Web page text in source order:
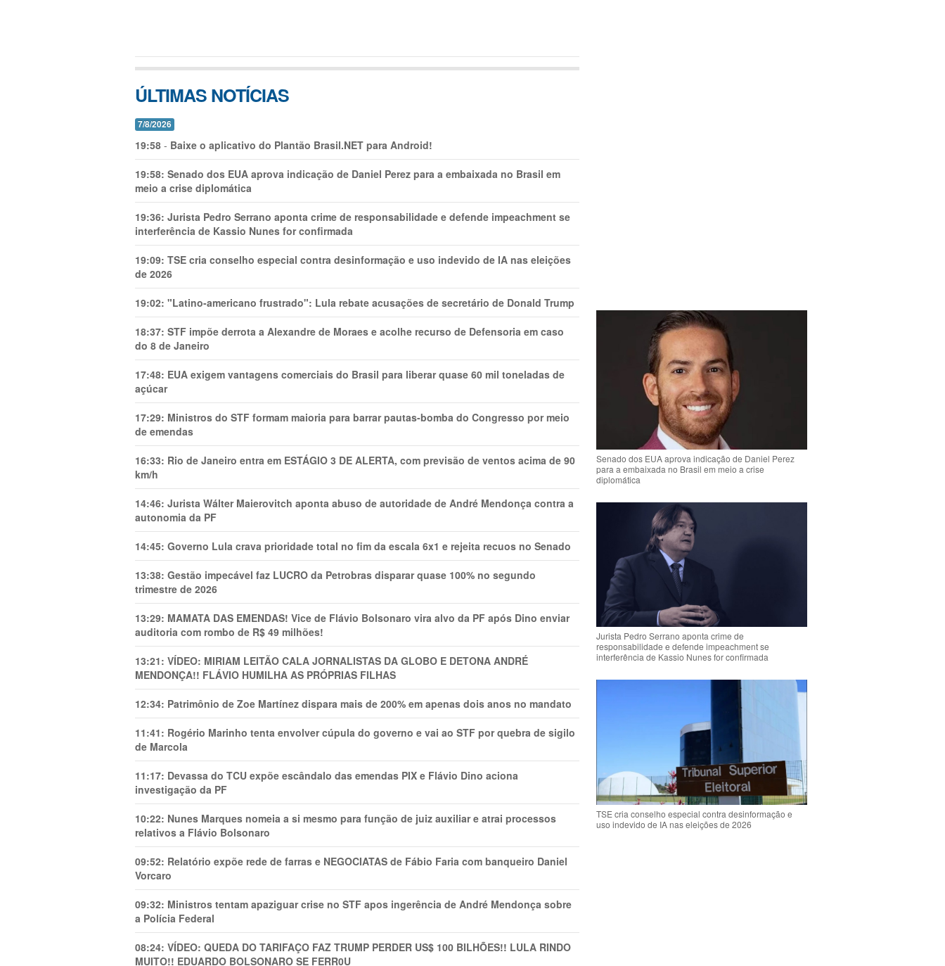
ÚLTIMAS NOTÍCIAS
7/8/2026
19:58 - Baixe o aplicativo do Plantão Brasil.NET para Android!
19:58: Senado dos EUA aprova indicação de Daniel Perez para a embaixada no Brasil em
meio a crise diplomática
19:36: Jurista Pedro Serrano aponta crime de responsabilidade e defende impeachment se
interferência de Kassio Nunes for confirmada
19:09: TSE cria conselho especial contra desinformação e uso indevido de IA nas eleições
de 2026
19:02: "Latino-americano frustrado": Lula rebate acusações de secretário de Donald Trump
18:37: STF impõe derrota a Alexandre de Moraes e acolhe recurso de Defensoria em caso
do 8 de Janeiro
17:48: EUA exigem vantagens comerciais do Brasil para liberar quase 60 mil toneladas de
açúcar
17:29: Ministros do STF formam maioria para barrar pautas-bomba do Congresso por meio
de emendas
16:33: Rio de Janeiro entra em ESTÁGIO 3 DE ALERTA, com previsão de ventos acima de 90
km/h
14:46: Jurista Wálter Maierovitch aponta abuso de autoridade de André Mendonça contra a
autonomia da PF
14:45: Governo Lula crava prioridade total no fim da escala 6x1 e rejeita recuos no Senado
13:38: Gestão impecável faz LUCRO da Petrobras disparar quase 100% no segundo
trimestre de 2026
13:29: MAMATA DAS EMENDAS! Vice de Flávio Bolsonaro vira alvo da PF após Dino enviar
auditoria com rombo de R$ 49 milhões!
13:21: VÍDEO: MIRIAM LEITÃO CALA JORNALISTAS DA GLOBO E DETONA ANDRÉ
MENDONÇA!! FLÁVIO HUMILHA AS PRÓPRIAS FILHAS
12:34: Patrimônio de Zoe Martínez dispara mais de 200% em apenas dois anos no mandato
11:41: Rogério Marinho tenta envolver cúpula do governo e vai ao STF por quebra de sigilo
de Marcola
11:17: Devassa do TCU expõe escândalo das emendas PIX e Flávio Dino aciona
investigação da PF
10:22: Nunes Marques nomeia a si mesmo para função de juiz auxiliar e atrai processos
relativos a Flávio Bolsonaro
09:52: Relatório expõe rede de farras e NEGOCIATAS de Fábio Faria com banqueiro Daniel
Vorcaro
09:32: Ministros tentam apaziguar crise no STF apos ingerência de André Mendonça sobre
a Polícia Federal
08:24: VÍDEO: QUEDA DO TARIFAÇO FAZ TRUMP PERDER US$ 100 BILHÕES!! LULA RINDO
MUITO!! EDUARDO BOLSONARO SE FERR0U
Senado dos EUA aprova indicação de Daniel Perez
para a embaixada no Brasil em meio a crise
diplomática
Jurista Pedro Serrano aponta crime de
responsabilidade e defende impeachment se
interferência de Kassio Nunes for confirmada
TSE cria conselho especial contra desinformação e
uso indevido de IA nas eleições de 2026